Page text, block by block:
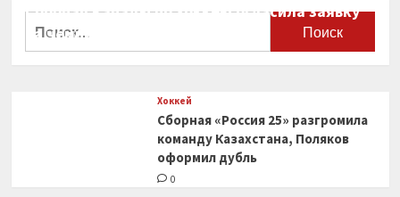
Десятков
гендиректором,
Сборная Канады по хоккею огласила заявку
на чемпионат мира
Хоккей
Сборная «Россия 25» разгромила
команду Казахстана, Поляков
оформил дубль
0